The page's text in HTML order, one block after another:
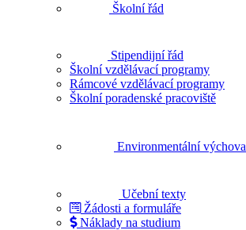
Školní řád
Stipendijní řád
Školní vzdělávací programy
Rámcové vzdělávací programy
Školní poradenské pracoviště
Environmentální výchova
Učební texty
Žádosti a formuláře
Náklady na studium